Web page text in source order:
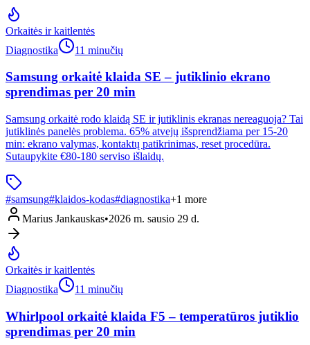
Orkaitės ir kaitlentės
Diagnostika
11 minučių
Samsung orkaitė klaida SE – jutiklinio ekrano
sprendimas per 20 min
Samsung orkaitė rodo klaidą SE ir jutiklinis ekranas nereaguoja? Tai
jutiklinės panelės problema. 65% atvejų išsprendžiama per 15-20
min: ekrano valymas, kontaktų patikrinimas, reset procedūra.
Sutaupykite €80-180 serviso išlaidų.
#samsung#klaidos-kodas#diagnostika+1 more
Marius Jankauskas•2026 m. sausio 29 d.
Orkaitės ir kaitlentės
Diagnostika
11 minučių
Whirlpool orkaitė klaida F5 – temperatūros jutiklio
sprendimas per 20 min